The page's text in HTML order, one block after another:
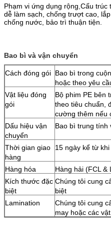
Phạm vi ứng dụng rộng Cấu trúc
dễ làm sạch, chống trượt cao,
chống nước, bảo trì thuận tiện.
Bao bì và vận chuyển
Cách đóng gói Bao bì trong
hoặc theo yêu
Vật liệu đóng
gói
Bộ phim PE bên
theo tiêu chuẩn,
cường thêm nếu
Dấu hiệu vận
chuyển
Bao bì trung tính
Thời gian giao
hàng
15 ngày kể từ
Hàng hóa
Hàng hải (FCL &
Kích thước đặc
biệt
Chúng tôi cung
biệt
Lamination
Chúng tôi cung
may hoặc các